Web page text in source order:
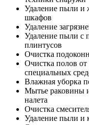
Удаление пыли и
шкафов
Удаление
Удаление пыли с
плинтусов
Очистка
Очистка полов
специальных
Влажная уборка
Мытье раковины
налета
Очистка
Удаление пыли и